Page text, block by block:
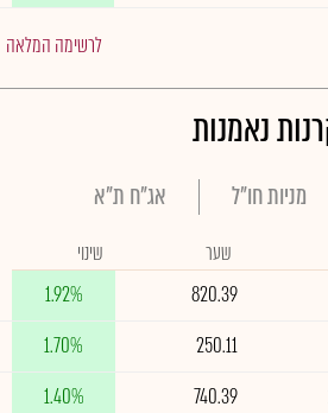
לרשימה המלאה
נאמנות
מניות חו"ל אג"ח ת"א
שער שינוי
820.39
1.92%
250.11
1.70%
740.39
1.40%